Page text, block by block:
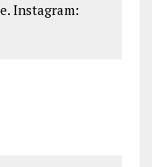
Instagram: